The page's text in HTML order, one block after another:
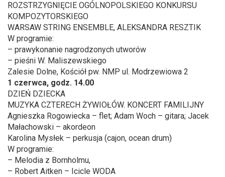
ROZSTRZYGNIĘCIE OGÓLNOPOLSKIEGO KONKURSU
KOMPOZYTORSKIEGO
WARSAW STRING ENSEMBLE, ALEKSANDRA RESZTIK
W programie:
– prawykonanie nagrodzonych utworów
– pieśni W. Maliszewskiego
Zalesie Dolne, Kościół pw. NMP ul. Modrzewiowa 2
1 czerwca, godz. 14.00
DZIEŃ DZIECKA
MUZYKA CZTERECH ŻYWIOŁÓW. KONCERT FAMILIJNY
Agnieszka Rogowiecka – flet; Adam Woch – gitara; Jacek
Małachowski – akordeon
Karolina Mysłek – perkusja (cajon, ocean drum)
W programie:
– Melodia z Bornholmu,
– Robert Aitken – Icicle WODA